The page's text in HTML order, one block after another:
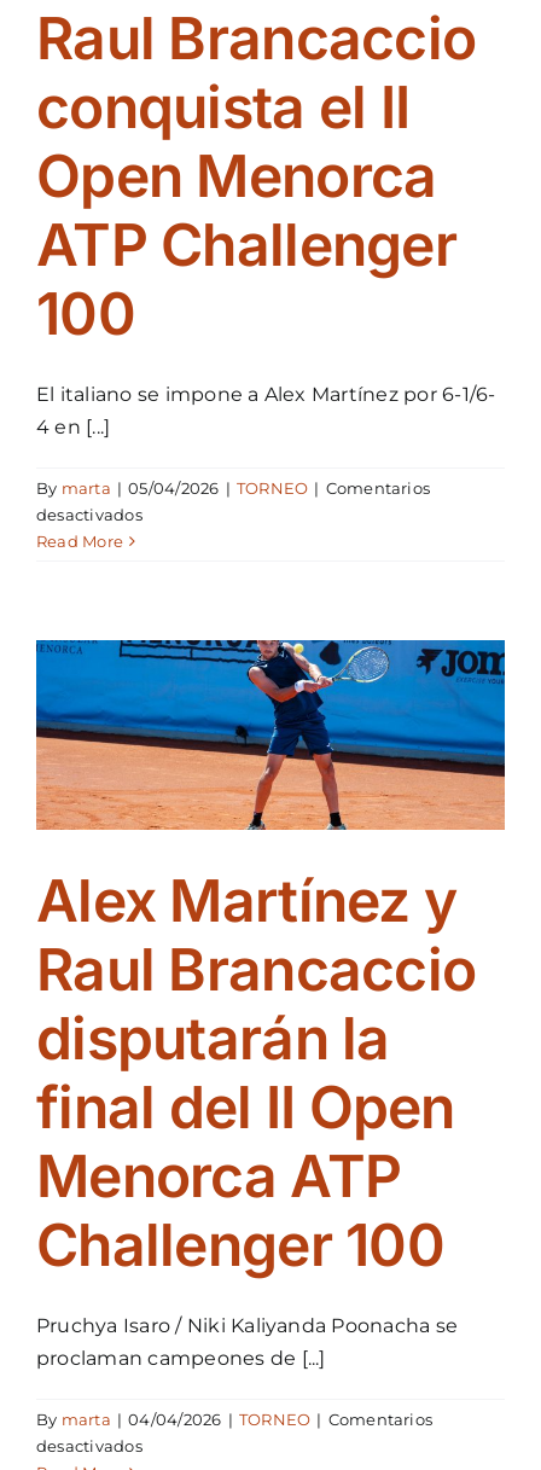
la
resiliencia
y
su
proyección
internacional
Raul Brancaccio
conquista el II
Open Menorca
ATP Challenger
100
El italiano se impone a Alex Martínez por 6-1/6-
4 en [...]
By marta | 05/04/2026 | TORNEO | Comentarios
desactivadosen
II
Open
Menorca
ATP
Challenger
Read More
Alex Martínez y
Raul Brancaccio
disputarán la
final del II Open
Menorca ATP
Challenger 100
Pruchya Isaro / Niki Kaliyanda Poonacha se
proclaman campeones de [...]
By marta | 04/04/2026 | TORNEO | Comentarios
desactivadosen